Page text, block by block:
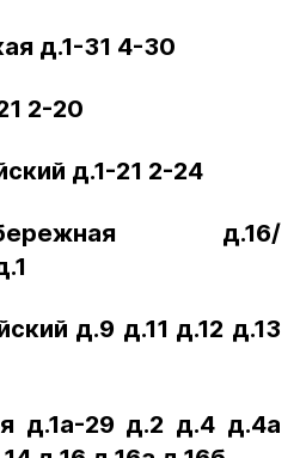
д.1-31 4-30
2-20
д.1-21 2-24
д.16/
д.9 д.11 д.12 д.13
д.1а-29 д.2 д.4 д.4а